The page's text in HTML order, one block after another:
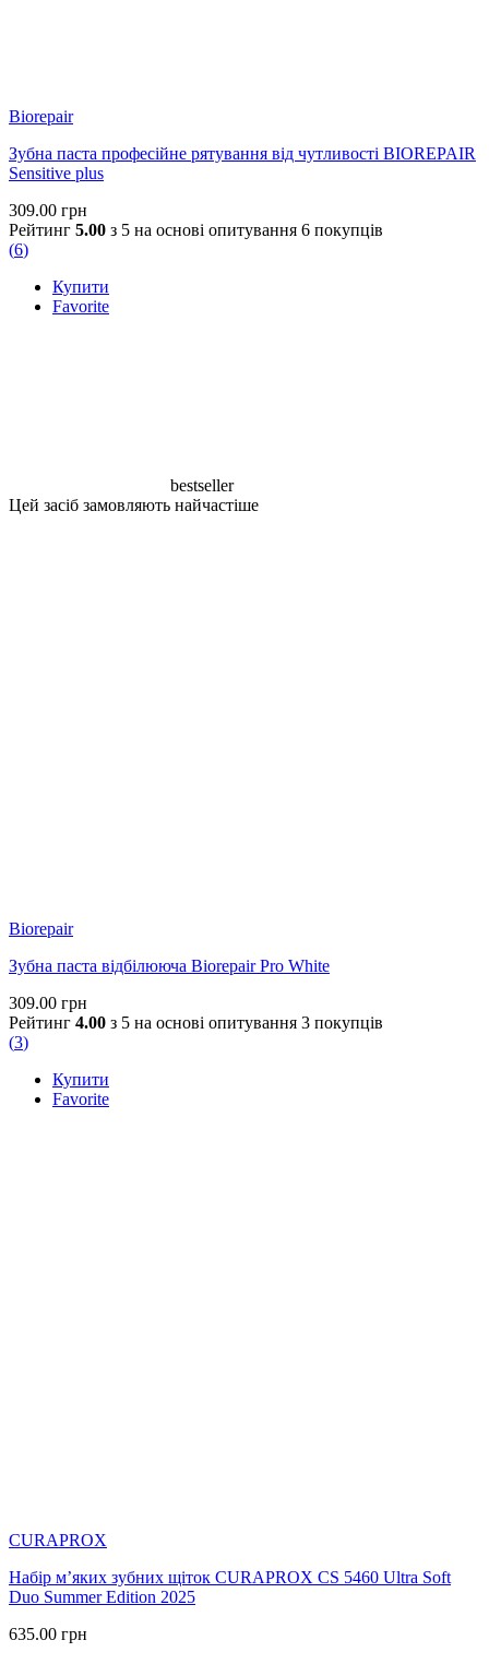
Biorepair
Зубна паста професійне рятування від чутливості BIOREPAIR
Sensitive plus
309.00 грн
Рейтинг 5.00 з 5 на основі опитування 6 покупців
(6)
Купити
Favorite
bestseller
Цей засіб замовляють найчастіше
Biorepair
Зубна паста відбілююча Biorepair Pro White
309.00 грн
Рейтинг 4.00 з 5 на основі опитування 3 покупців
(3)
Купити
Favorite
CURAPROX
Набір м’яких зубних щіток CURAPROX CS 5460 Ultra Soft
Duo Summer Edition 2025
635.00 грн